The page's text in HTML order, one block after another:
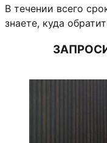
В течении всего
знаете, куда